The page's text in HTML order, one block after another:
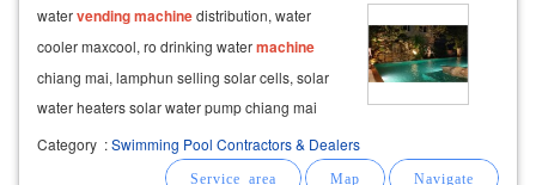
watervendingmachinedistribution, water
cooler maxcool, ro drinking watermachine
chiang mai, lamphun selling solar cells, solar
water heaters solar water pump chiang mai
lamphun selling disinfectionmachines in
swimming pools, uv, ozone, mineral water
Category :Swimming Pool Contractors & Dealers